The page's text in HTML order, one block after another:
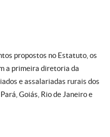
propostos no Estatuto, os
a primeira diretoria da
e assalariadas rurais dos
Goiás, Rio de Janeiro e